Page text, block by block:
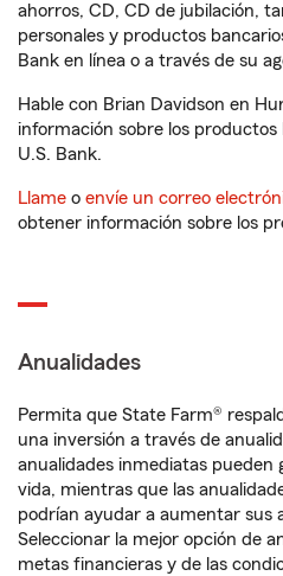
ahorros, CD, CD de jubilación,
personales y productos
Bank en línea o a través de su
Hable con Brian Davidson en
información sobre los productos
U.S. Bank.
Llame o envíe un correo
obtener información sobre los
Anualidades
Permita que State Farm®
una inversión a través de
anualidades inmediatas pueden
vida, mientras que las
podrían ayudar a aumentar sus
Seleccionar la mejor opción de
metas financieras y de las